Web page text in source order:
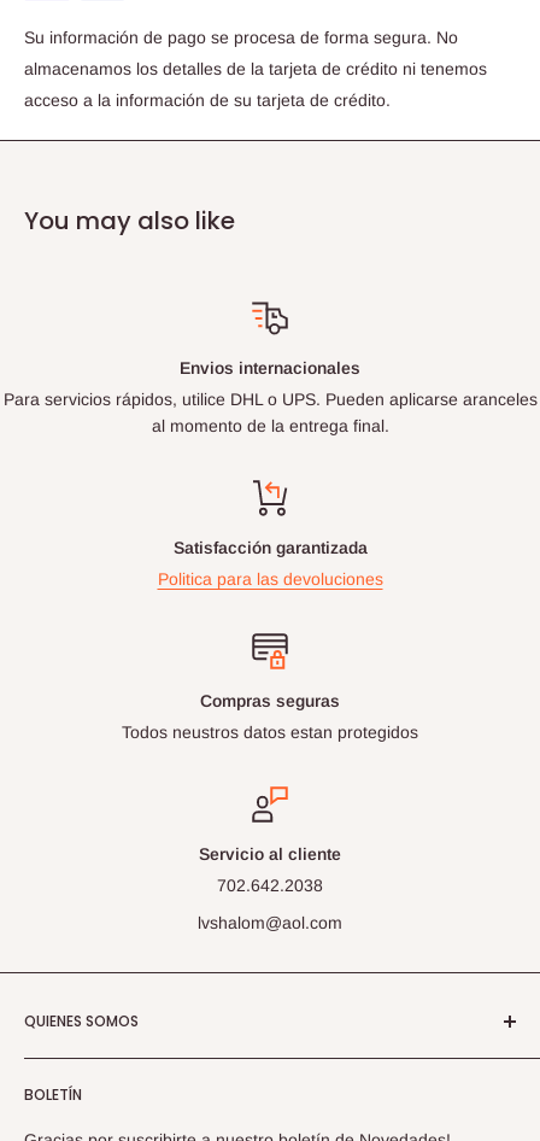
Su información de pago se procesa de forma segura. No
almacenamos los detalles de la tarjeta de crédito ni tenemos
acceso a la información de su tarjeta de crédito.
You may also like
Envios internacionales
Para servicios rápidos, utilice DHL o UPS. Pueden aplicarse aranceles
al momento de la entrega final.
Satisfacción garantizada
Politica para las devoluciones
Compras seguras
Todos neustros datos estan protegidos
Servicio al cliente
702.642.2038
lvshalom@aol.com
QUIENES SOMOS
BOLETÍN